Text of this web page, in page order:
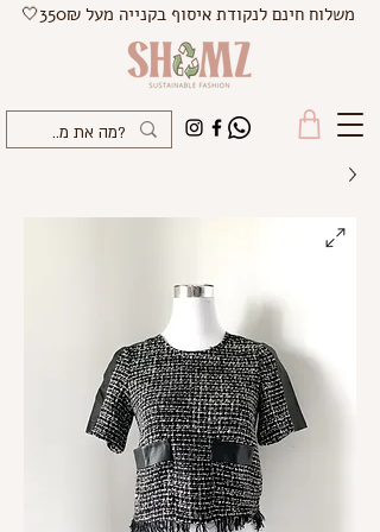
משלוח חינם לנקודת איסוף בקנייה מעל 350₪🤍